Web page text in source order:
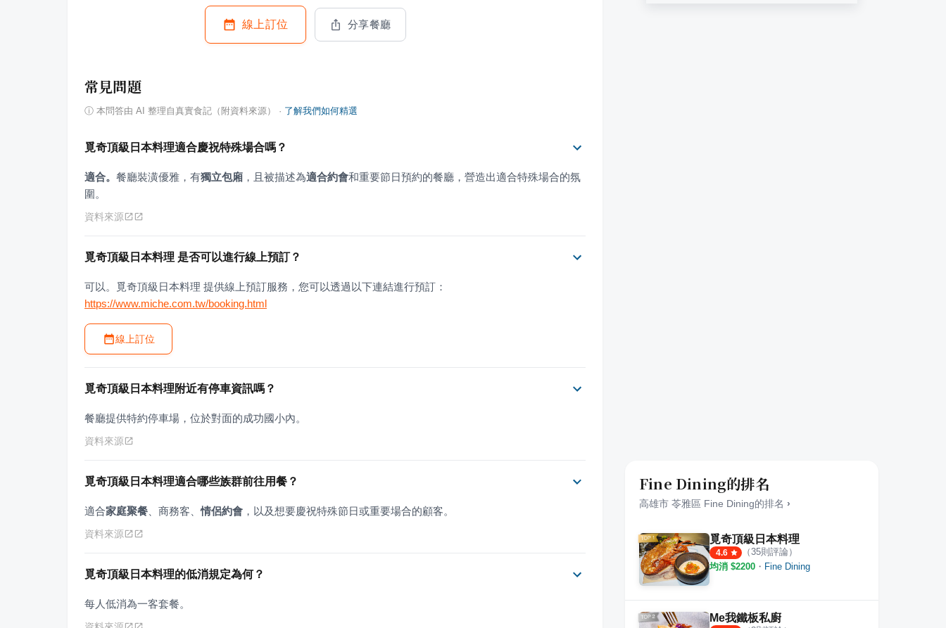
線上訂位 分享餐廳
常見問題
ⓘ 本問答由 AI 整理自真實食記（附資料來源） · 了解我們如何精選
覓奇頂級日本料理適合慶祝特殊場合嗎？
適合。 餐廳裝潢優雅，有獨立包廂 ，且被描述為適合約會和重要節日預約的餐廳，營造出適合特殊場合的氛
圍。
資料來源
覓奇頂級日本料理 是否可以進行線上預訂？
可以。覓奇頂級日本料理 提供線上預訂服務，您可以透過以下連結進行預訂：
https://www.miche.com.tw/booking.html
線上訂位
覓奇頂級日本料理附近有停車資訊嗎？
餐廳提供特約停車場，位於對面的成功國小內。
資料來源
覓奇頂級日本料理適合哪些族群前往用餐？
適合家庭聚餐 、商務客、情侶約會 ，以及想要慶祝特殊節日或重要場合的顧客。
資料來源
覓奇頂級日本料理的低消規定為何？
每人低消為一客套餐。
Fine Dining的排名
高雄市 苓雅區 Fine Dining的排名 ›
覓奇頂級日本料理
4.6 （35則評論）
均消 $2200 ・ Fine Dining
Me我鐵板私廚